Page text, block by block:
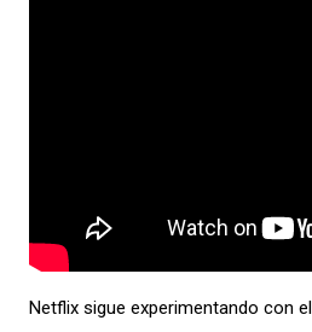
Netflix sigue experimentando con